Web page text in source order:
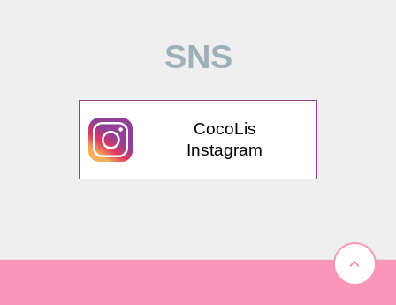
SNS
CocoLis
Instagram